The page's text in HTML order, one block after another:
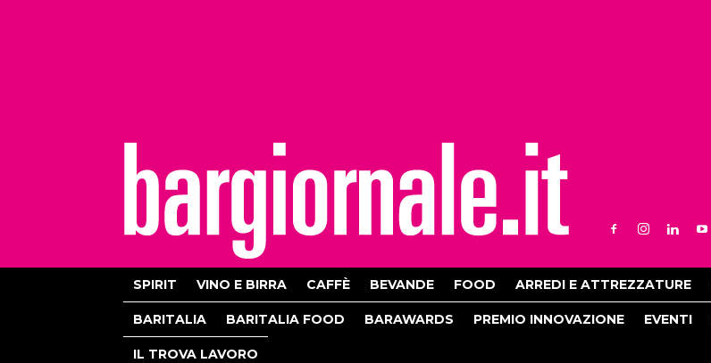
SPIRIT VINO E BIRRA CAFFÈ BEVANDE FOOD ARREDI E ATTREZZATURE
BARITALIA BARITALIA FOOD BARAWARDS PREMIO INNOVAZIONE EVENTI
IL TROVA LAVORO